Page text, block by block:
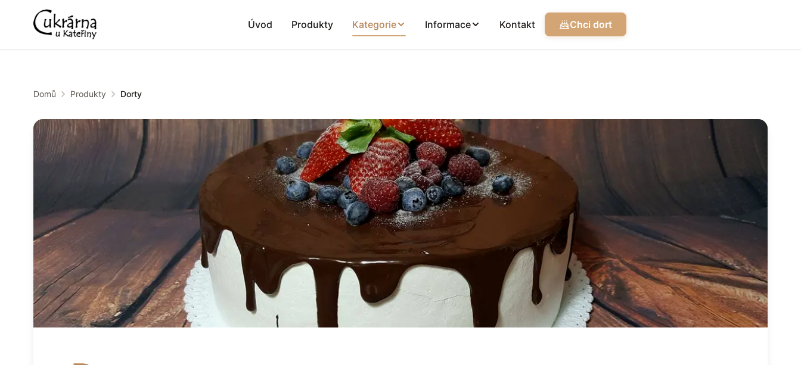
Úvod Produkty Kategorie Informace Kontakt Chci dort
Domů Produkty Dorty